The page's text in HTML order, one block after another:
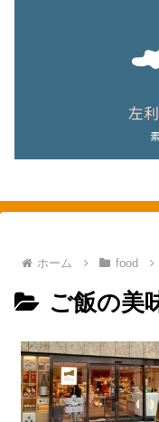
ホーム food
ご飯の美